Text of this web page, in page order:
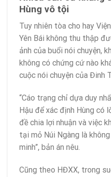
Hùng vô tội
Tuy nhiên tòa cho hay
Yên Bái không thu thập
ảnh của buổi nói chuyện,
không có chứng cứ nào
cuộc nói chuyện của Đinh
“Cáo trạng chỉ dựa duy
Hậu để xác định Hùng có
đề chia lợi nhuận và việc
tại mỏ Núi Ngàng là
minh”, bản án nêu.
Cũng theo HĐXX, trong